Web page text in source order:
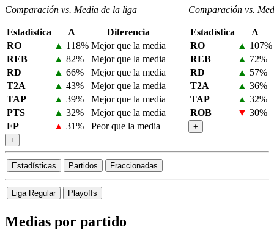
Comparación vs. Media de la liga
Estadística Δ
Diferencia
RO
▲ 118% Mejor que la media
REB
▲ 82%
Mejor que la media
RD
▲ 66%
Mejor que la media
T2A
▲ 43%
Mejor que la media
TAP
▲ 39%
Mejor que la media
PTS
▲ 32%
Mejor que la media
FP
▲ 31% Peor que la media
+
Comparación vs.
Estadística
Δ
RO
▲ 107%
REB
▲ 72%
RD
▲ 57%
T2A
▲ 36%
TAP
▲ 32%
ROB
▼ 30%
+
Estadísticas Partidos Fraccionadas
Liga Regular Playoffs
Medias por partido